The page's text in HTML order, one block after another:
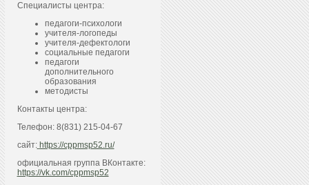
Специалисты центра:
педагоги-психологи
учителя-логопеды
учителя-дефектологи
социальные педагоги
педагоги
дополнительного
образования
методисты
Контакты центра:
Телефон: 8(831) 215-04-67
сайт: https://cppmsp52.ru/
официальная группа ВКонтакте:
https://vk.com/cppmsp52